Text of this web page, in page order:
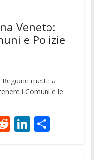
Veneto:
e Polizie
Regione mette a
i Comuni e le
ss
R Li
k
C